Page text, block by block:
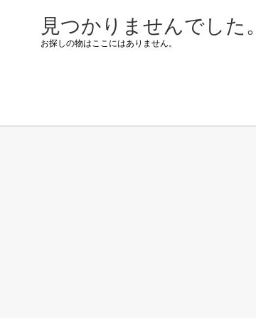
見つかりませんでした。
お探しの物はここにはありません。